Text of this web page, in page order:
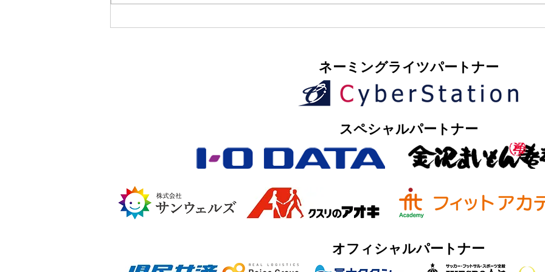
​ネーミングライツパートナー
​スペシャルパートナー
オフィシャルパートナー